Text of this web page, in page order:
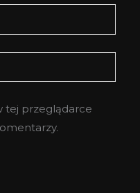
tej przeglądarce